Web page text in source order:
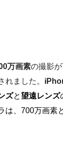
万画素の撮影
れました。
ズと望遠レンズ
は、700万画素